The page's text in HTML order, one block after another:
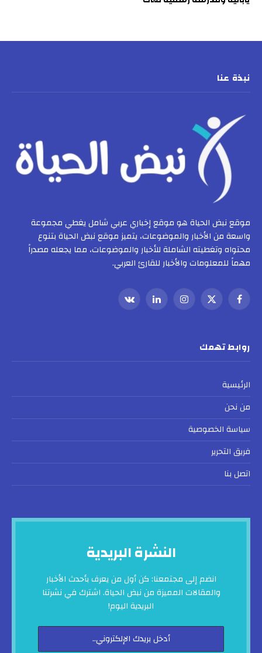
نبذة عنا
موقع نبض الحياة هو موقع إخباري عربي شامل يغطي مجموعة
واسعة من الأخبار والموضوعات، يتميز موقع نبض الحياة بتنوع
محتواه وتغطيته الشاملة للأخبار والموضوعات، مما يجعله مصدراً
مهماً للمعلومات والأخبار للقارئ العربي.
فيسبوك
X
الانستغراملينكدإنVKontakte
روابط تهمك
الرئيسية
من نحن
سياسة الخصوصية
فريق التحرير
اتصل بنا
النشرة البريدية
انضم إلى مجتمعنا: كن أول من يعرف بأحدث الأخبار
والمقالات المميزة من نبض الحياة. اشترك في نشرتنا
البريدية اليوم!